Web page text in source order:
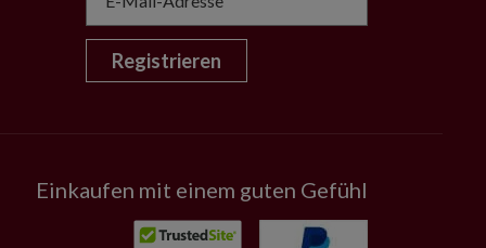
Registrieren
Einkaufen mit einem guten Gefühl